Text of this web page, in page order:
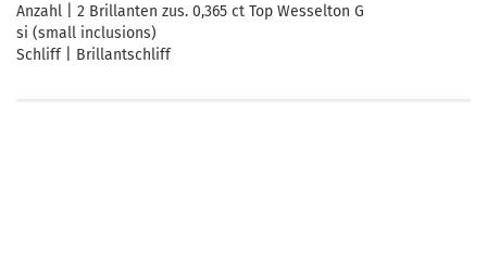
Anzahl | 2 Brillanten zus. 0,365 ct Top Wesselton G
si (small inclusions)
Schliff | Brillantschliff